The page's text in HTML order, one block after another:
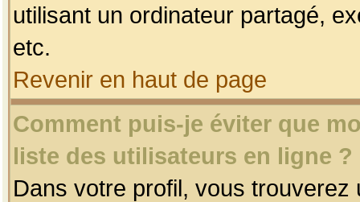
utilisant un ordinateur partagé,
etc.
Revenir en haut de page
Comment puis-je éviter que
liste des utilisateurs en ligne ?
Dans votre profil, vous